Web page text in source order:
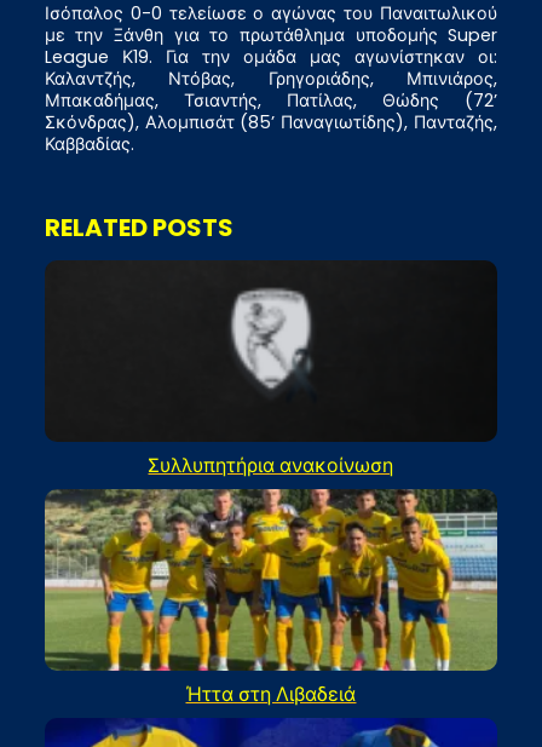
Ισόπαλος 0-0 τελείωσε ο αγώνας του Παναιτωλικού
με την Ξάνθη για το πρωτάθλημα υποδομής Super
League Κ19. Για την ομάδα μας αγωνίστηκαν οι:
Καλαντζής, Ντόβας, Γρηγοριάδης, Μπινιάρος,
Μπακαδήμας, Τσιαντής, Πατίλας, Θώδης (72’
Σκόνδρας), Αλομπισάτ (85’ Παναγιωτίδης), Πανταζής,
Καββαδίας.
RELATED POSTS
Συλλυπητήρια ανακοίνωση
Ήττα στη Λιβαδειά